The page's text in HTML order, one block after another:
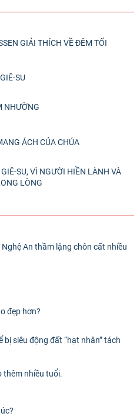
GIẢI THÍCH VỀ ĐÊM TỐI
SU
NHƯỜNG
ÁCH CỦA CHÚA
SU, VÌ NGƯỜI HIỀN LÀNH VÀ
LÒNG
An thầm lặng chôn cất nhiều
đẹp hơn?
bị siêu động đất “hạt nhân” tách
thêm nhiều tuổi.